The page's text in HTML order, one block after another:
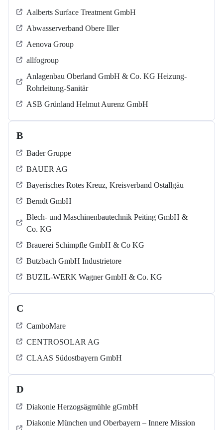
Aalberts Surface Treatment GmbH
Abwasserverband Obere Iller
Aenova Group
allfogroup
Anlagenbau Oberland GmbH & Co. KG Heizung-
Rohrleitung-Sanitär
ASB Grün­land Helmut Au­renz GmbH
B
Bader Gruppe
BAUER AG
Bayerisches Rotes Kreuz, Kreisverband Ostallgäu
Berndt GmbH
Blech- und Maschinenbautechnik Peiting GmbH &
Co. KG
Brauerei Schimpfle GmbH & Co KG
Butzbach GmbH Industrietore
BUZIL-WERK Wagner GmbH & Co. KG
C
CamboMare
CENTROSOLAR AG
CLAAS Südostbayern GmbH
D
Diakonie Herzogsägmühle gGmbH
Diakonie München und Oberbayern – Innere Mission